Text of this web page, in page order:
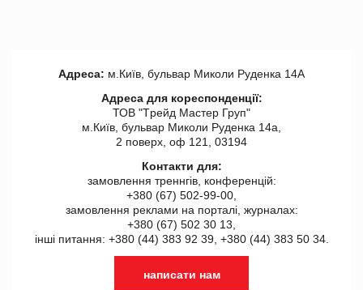
Адреса: м.Київ, бульвар Миколи Руденка 14А
Адреса для кореспонденції:
ТОВ "Tрейд Мастер Груп"
м.Київ, бульвар Миколи Руденка 14а,
2 поверх, оф 121, 03194
Контакти для:
замовлення треннгів, конференцій:
+380 (67) 502-99-00,
замовлення реклами на порталі, журналах:
+380 (67) 502 30 13,
інші питання: +380 (44) 383 92 39, +380 (44) 383 50 34.
написати нам